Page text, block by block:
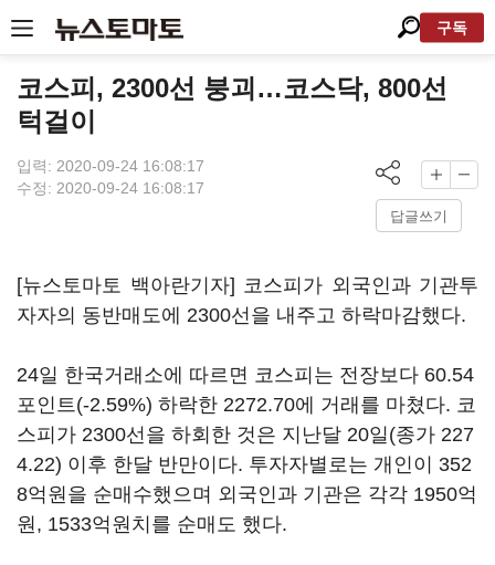
구독
코스피, 2300선 붕괴…코스닥, 800선
턱걸이
입력: 2020-09-24 16:08:17
수정: 2020-09-24 16:08:17
답글쓰기
[뉴스토마토 백아란기자] 코스피가 외국인과 기관투
자자의 동반매도에 2300선을 내주고 하락마감했다.
24일 한국거래소에 따르면 코스피는 전장보다 60.54
포인트(-2.59%) 하락한 2272.70에 거래를 마쳤다. 코
스피가 2300선을 하회한 것은 지난달 20일(종가 227
4.22) 이후 한달 반만이다. 투자자별로는 개인이 352
8억원을 순매수했으며 외국인과 기관은 각각 1950억
원, 1533억원치를 순매도 했다.